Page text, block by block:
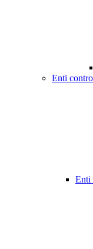
Enti
Enti